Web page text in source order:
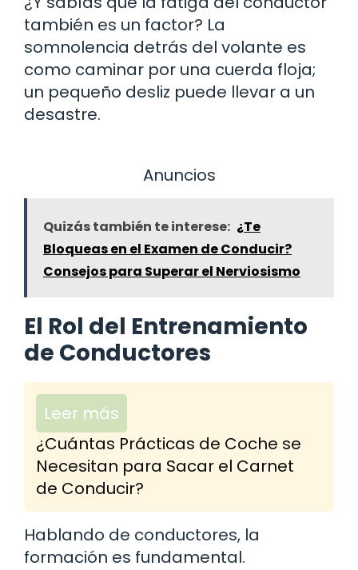
también es un factor? La
somnolencia detrás del volante es
como caminar por una cuerda floja;
un pequeño desliz puede llevar a un
desastre.
Anuncios
Quizás también te interese: ¿Te
Bloqueas en el Examen de Conducir?
Consejos para Superar el Nerviosismo
El Rol del Entrenamiento
de Conductores
Leer más
¿Cuántas Prácticas de Coche se
Necesitan para Sacar el Carnet
de Conducir?
Hablando de conductores, la
formación es fundamental.